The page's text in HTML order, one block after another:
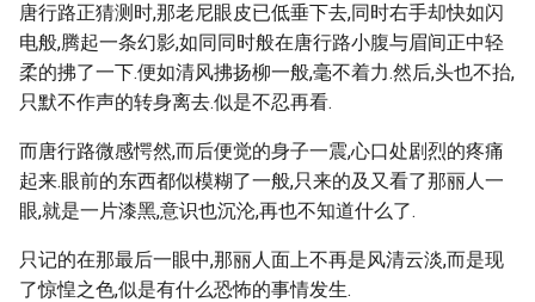
唐行路正猜测时,那老尼眼皮已低垂下去,同时右手却快如闪
电般,腾起一条幻影,如同同时般在唐行路小腹与眉间正中轻
柔的拂了一下.便如清风拂扬柳一般,毫不着力.然后,头也不抬,
只默不作声的转身离去.似是不忍再看.
而唐行路微感愕然,而后便觉的身子一震,心口处剧烈的疼痛
起来.眼前的东西都似模糊了一般,只来的及又看了那丽人一
眼,就是一片漆黑,意识也沉沦,再也不知道什么了.
只记的在那最后一眼中,那丽人面上不再是风清云淡,而是现
了惊惶之色,似是有什么恐怖的事情发生.